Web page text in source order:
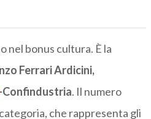
nel bonus cultura. È la
Ferrari Ardicini,
Confindustria. Il numero
che rappresenta gli